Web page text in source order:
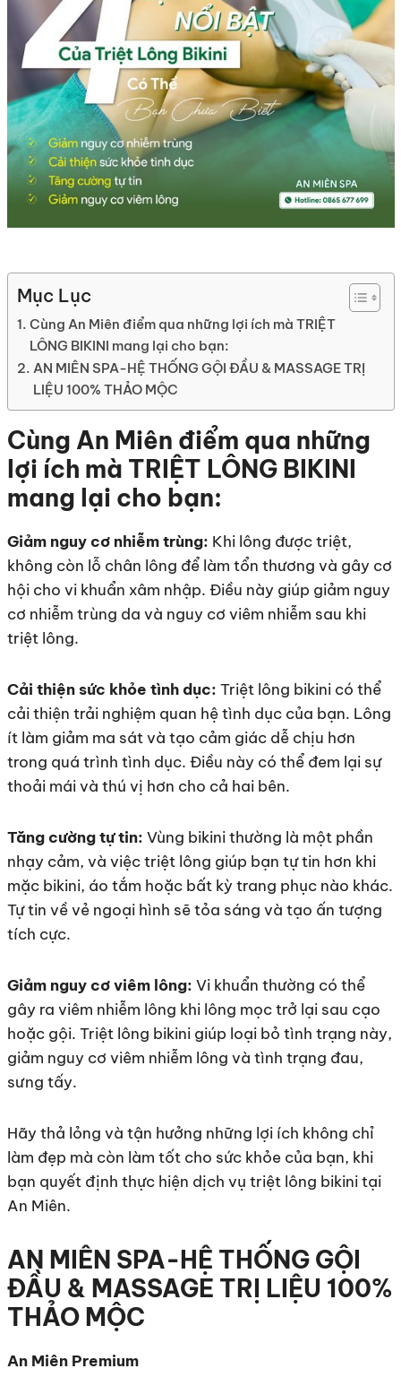
Mục Lục
Cùng An Miên điểm qua những lợi ích mà TRIỆT
LÔNG BIKINI mang lại cho bạn:
AN MIÊN SPA-HỆ THỐNG GỘI ĐẦU & MASSAGE TRỊ
LIỆU 100% THẢO MỘC
Cùng An Miên điểm qua những
lợi ích mà TRIỆT LÔNG BIKINI
mang lại cho bạn:
Giảm nguy cơ nhiễm trùng: Khi lông được triệt,
không còn lỗ chân lông để làm tổn thương và gây cơ
hội cho vi khuẩn xâm nhập. Điều này giúp giảm nguy
cơ nhiễm trùng da và nguy cơ viêm nhiễm sau khi
triệt lông.
Cải thiện sức khỏe tình dục: Triệt lông bikini có thể
cải thiện trải nghiệm quan hệ tình dục của bạn. Lông
ít làm giảm ma sát và tạo cảm giác dễ chịu hơn
trong quá trình tình dục. Điều này có thể đem lại sự
thoải mái và thú vị hơn cho cả hai bên.
Tăng cường tự tin: Vùng bikini thường là một phần
nhạy cảm, và việc triệt lông giúp bạn tự tin hơn khi
mặc bikini, áo tắm hoặc bất kỳ trang phục nào khác.
Tự tin về vẻ ngoại hình sẽ tỏa sáng và tạo ấn tượng
tích cực.
Giảm nguy cơ viêm lông: Vi khuẩn thường có thể
gây ra viêm nhiễm lông khi lông mọc trở lại sau cạo
hoặc gội. Triệt lông bikini giúp loại bỏ tình trạng này,
giảm nguy cơ viêm nhiễm lông và tình trạng đau,
sưng tấy.
Hãy thả lỏng và tận hưởng những lợi ích không chỉ
làm đẹp mà còn làm tốt cho sức khỏe của bạn, khi
bạn quyết định thực hiện dịch vụ triệt lông bikini tại
An Miên.
AN MIÊN SPA-HỆ THỐNG GỘI
ĐẦU & MASSAGE TRỊ LIỆU 100%
THẢO MỘC
An Miên Premium